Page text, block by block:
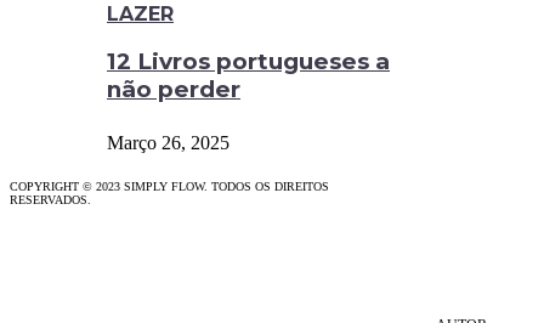
LAZER
12 Livros portugueses a
não perder
Março 26, 2025
COPYRIGHT © 2023 SIMPLY FLOW. TODOS OS DIREITOS
RESERVADOS.